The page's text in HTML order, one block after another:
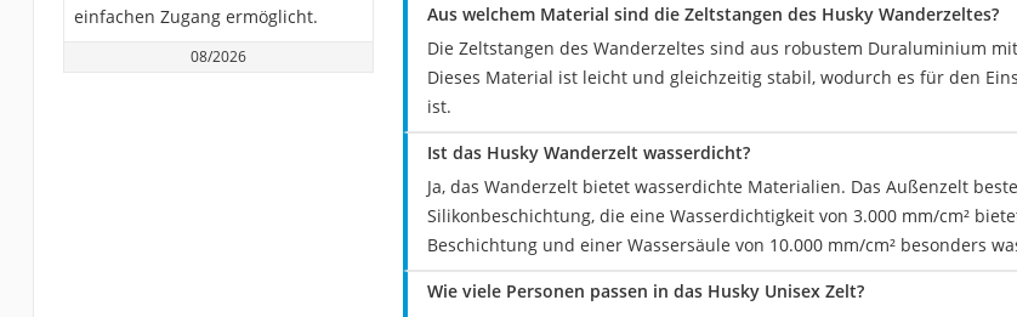
einfachen Zugang ermöglicht.
08/2026
Aus welchem Material sind die Zeltstangen des Husky Wanderzeltes?
Die Zeltstangen des Wanderzeltes sind aus robustem Duraluminium
Dieses Material ist leicht und gleichzeitig stabil, wodurch es für den
ist.
Ist das Husky Wanderzelt wasserdicht?
Ja, das Wanderzelt bietet wasserdichte Materialien. Das Außenzelt
Silikonbeschichtung, die eine Wasserdichtigkeit von 3.000 mm/cm²
Beschichtung und einer Wassersäule von 10.000 mm/cm² besonders
Wie viele Personen passen in das Husky Unisex Zelt?